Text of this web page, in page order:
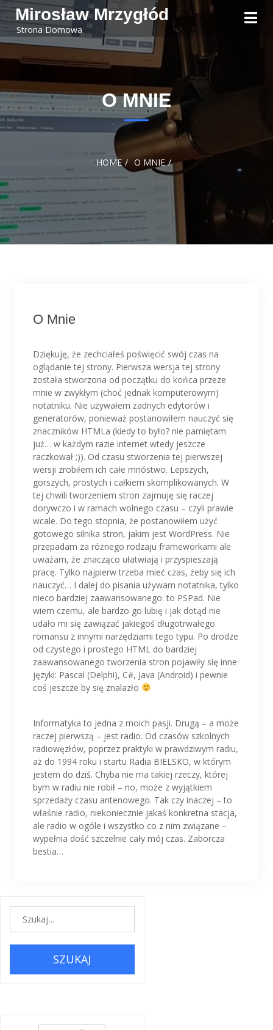
Skip to
contentMirosław Mrzygłód
Strona Domowa
O MNIE
HOME O MNIE
O Mnie
Dziękuję, że zechciałeś poświęcić swój czas na
oglądanie tej strony. Pierwsza wersja tej strony
została stworzona od początku do końca przeze
mnie w zwykłym (choć jednak komputerowym)
notatniku. Nie używałem żadnych edytorów i
generatorów, ponieważ postanowiłem nauczyć się
znaczników HTMLa (kiedy to było? nie pamiętam
już… w każdym razie internet wtedy jeszcze
raczkował ;)). Od czasu stworzenia tej pierwszej
wersji zrobiłem ich całe mnóstwo. Lepszych,
gorszych, prostych i całkiem skomplikowanych. W
tej chwili tworzeniem stron zajmuję się raczej
dorywczo i w ramach wolnego czasu – czyli prawie
wcale. Do tego stopnia, że postanowiłem użyć
gotowego silnika stron, jakim jest WordPress. Nie
przepadam za różnego rodzaju frameworkami ale
uważam, że znacząco ułatwiają i przyspieszają
pracę. Tylko najpierw trzeba mieć czas, żeby się ich
nauczyć… I dalej do pisania używam notatnika, tylko
nieco bardziej zaawansowanego: to PSPad. Nie
wiem czemu, ale bardzo go lubię i jak dotąd nie
udało mi się zawiązać jakiegoś długotrwałego
romansu z innymi narzędziami tego typu. Po drodze
od czystego i prostego HTML do bardziej
zaawansowanego tworzenia stron pojawiły się inne
języki: Pascal (Delphi), C#, Java (Android) i pewnie
coś jeszcze by się znalazło
Informatyka to jedna z moich pasji. Drugą – a może
raczej pierwszą – jest radio. Od czasów szkolnych
radiowęzłów, poprzez praktyki w prawdziwym radiu,
aż do 1994 roku i startu Radia BIELSKO, w którym
jestem do dziś. Chyba nie ma takiej rzeczy, której
bym w radiu nie robił – no, może z wyjątkiem
sprzedaży czasu antenowego. Tak czy inaczej – to
właśnie radio, niekoniecznie jakaś konkretna stacja,
ale radio w ogóle i wszystko co z nim związane –
wypełnia dość szczelnie cały mój czas. Zaborcza
bestia…
SZUKAJ